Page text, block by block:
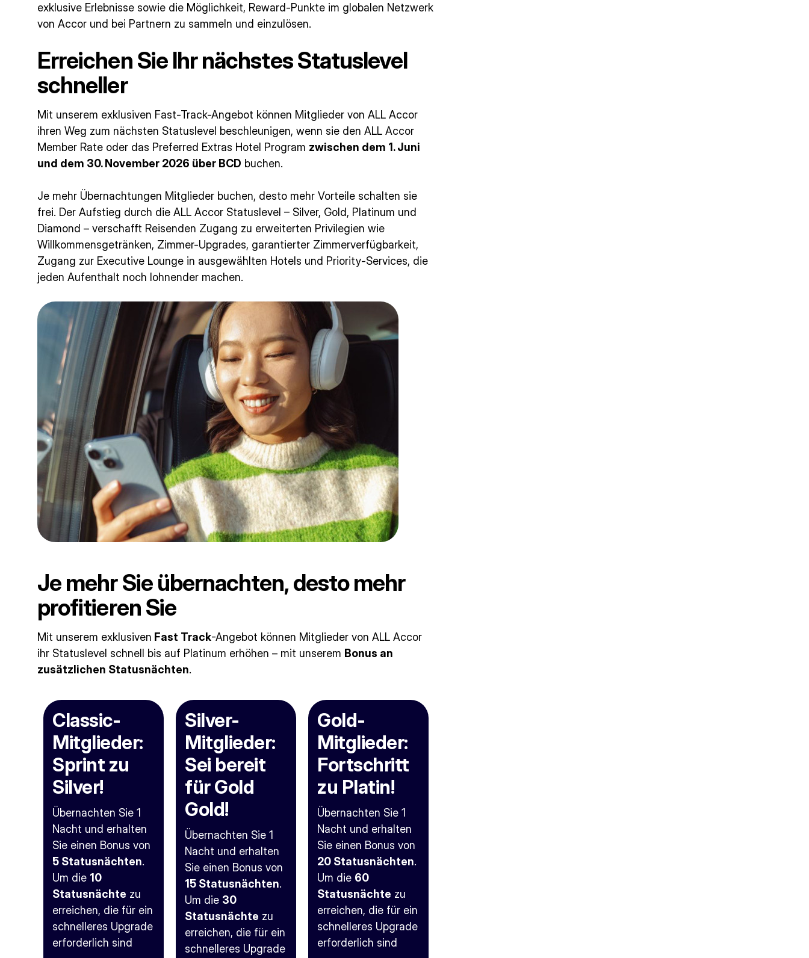
exklusive Erlebnisse sowie die Möglichkeit, Reward-Punkte im globalen Netzwerk
von Accor und bei Partnern zu sammeln und einzulösen.
Erreichen Sie Ihr nächstes Statuslevel
schneller
Mit unserem exklusiven Fast-Track-Angebot können Mitglieder von ALL Accor
ihren Weg zum nächsten Statuslevel beschleunigen, wenn sie den ALL Accor
Member Rate oder das Preferred Extras Hotel Program zwischen dem 1. Juni
und dem 30. November 2026 über BCD buchen.
Je mehr Übernachtungen Mitglieder buchen, desto mehr Vorteile schalten sie
frei. Der Aufstieg durch die ALL Accor Statuslevel – Silver, Gold, Platinum und
Diamond – verschafft Reisenden Zugang zu erweiterten Privilegien wie
Willkommensgetränken, Zimmer-Upgrades, garantierter Zimmerverfügbarkeit,
Zugang zur Executive Lounge in ausgewählten Hotels und Priority-Services, die
jeden Aufenthalt noch lohnender machen.
Je mehr Sie übernachten, desto mehr
profitieren Sie
Mit unserem exklusiven Fast Track-Angebot können Mitglieder von ALL Accor
ihr Statuslevel schnell bis auf Platinum erhöhen – mit unserem Bonus an
zusätzlichen Statusnächten.
Classic-
Mitglieder:
Sprint zu
Silver!
Übernachten Sie 1
Nacht und erhalten
Sie einen Bonus von
5 Statusnächten.
Um die 10
Statusnächte zu
erreichen, die für ein
schnelleres Upgrade
erforderlich sind
Silver-
Mitglieder:
Sei bereit
für Gold
Gold!
Übernachten Sie 1
Nacht und erhalten
Sie einen Bonus von
15 Statusnächten.
Um die 30
Statusnächte zu
erreichen, die für ein
schnelleres Upgrade
Gold-
Mitglieder:
Fortschritt
zu Platin!
Übernachten Sie 1
Nacht und erhalten
Sie einen Bonus von
20 Statusnächten.
Um die 60
Statusnächte zu
erreichen, die für ein
schnelleres Upgrade
erforderlich sind